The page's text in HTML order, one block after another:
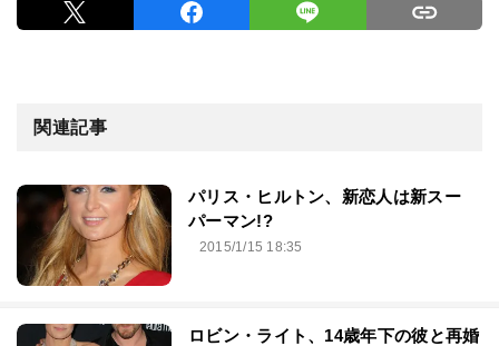
関連記事
パリス・ヒルトン、新恋人は新スー
パーマン!?
2015/1/15 18:35
ロビン・ライト、14歳年下の彼と再婚